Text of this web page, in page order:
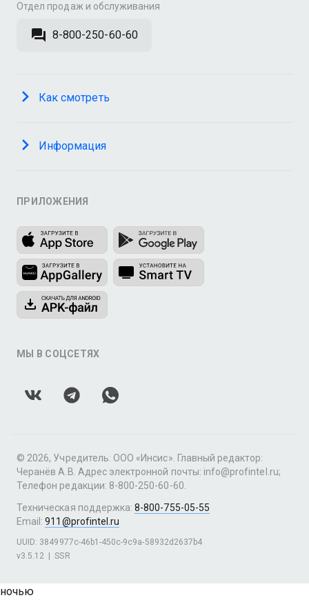
Отдел продаж и обслуживания
8-800-250-60-60
Как смотреть
Информация
ПРИЛОЖЕНИЯ
МЫ В СОЦСЕТЯХ
© 2026, Учредитель: ООО «Инсис». Главный редактор:
Черанёв А.В. Адрес электронной почты: info@profintel.ru;
Телефон редакции: 8-800-250-60-60.
Техническая поддержка:8-800-755-05-55
Email:911@profintel.ru
v3.5.12 SSR
UUID: 3849977c-46b1-450c-9c9a-58932d2637b4
ночью